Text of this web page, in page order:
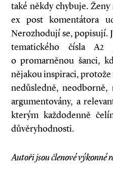
také někdy chybuje.
ex post komentátora
Nerozhodují se, popisují.
tematického čísla
o promarněnou šanci,
nějakou inspiraci,
nedůsledně,
argumentovány, a
kterým každodenně
důvěryhodnosti.
Autoři jsou členové výkonné